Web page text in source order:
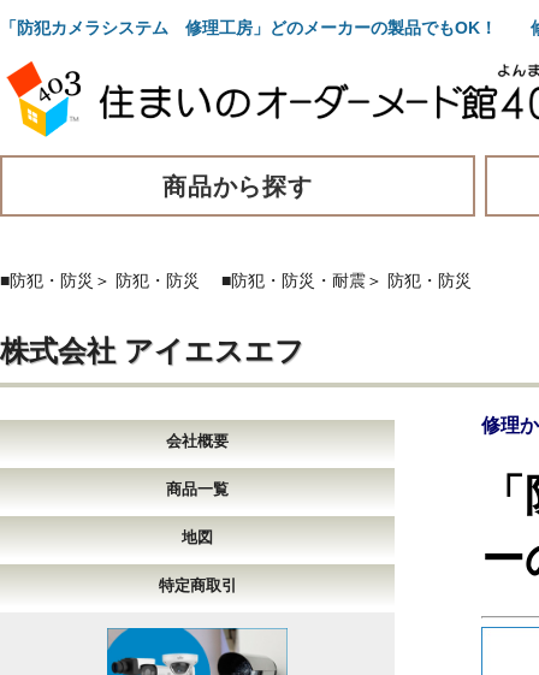
「防犯カメラシステム 修理工房」どのメーカーの製品でもOK！
商品から探す
■防犯・防災 ＞ 防犯・防災 ■防犯・防災・耐震＞ 防犯・防災
株式会社 アイエスエフ
会社概要
商品一覧
地図
特定商取引
修理
ー